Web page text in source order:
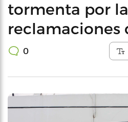
tormenta por
reclamaciones
0